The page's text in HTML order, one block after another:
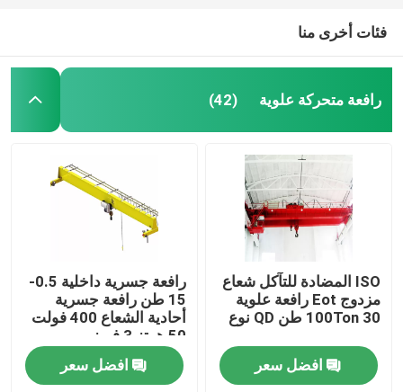
فئات أخرى منا
رافعة متحركة علوية (42)
ISO المضادة للتآكل شعاع
مزدوج Eot رافعة علوية
100Ton 30 طن QD نوع
افضل سعر
رافعة جسرية داخلية 0.5-
15 طن رافعة جسرية
أحادية الشعاع 400 فولت
50 هرتز 3 فريز
افضل سعر